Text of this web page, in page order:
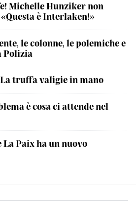
Michelle Hunziker non
è Interlaken!»
le colonne, le polemiche e
Polizia
La truffa valigie in mano
è cosa ci attende nel
La Paix ha un nuovo